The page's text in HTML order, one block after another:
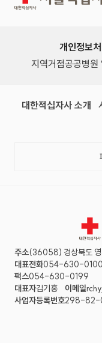
개인정보
지역거점공공병원
대한적십자사 소개
영주
주소(36058) 경상북도 영
대표전화054-630-0100
팩스054-630-0199
대표자김기홍 이메일
사업자등록번호298-82-